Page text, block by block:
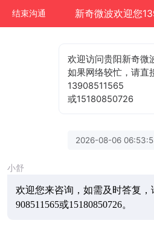
结束沟通
欢迎访问贵阳新奇微
如果网络较忙，请直
13908511565
或15180850726
2026-08-06
小舒
欢迎您来咨询， 如需及时答复，
908511565或15180850726。